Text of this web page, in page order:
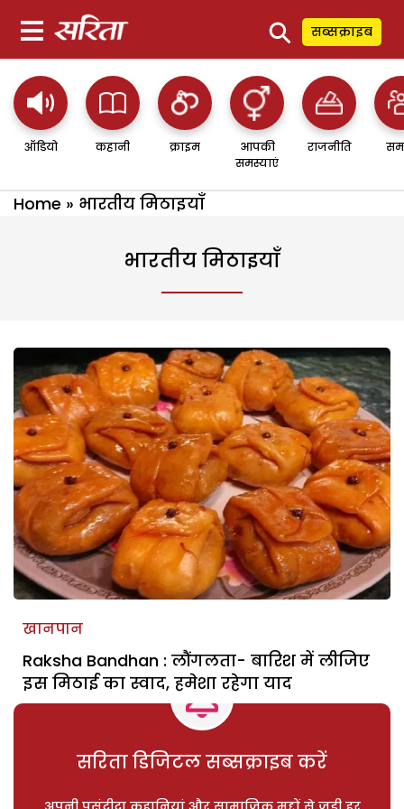
⚲ सब्सक्राइब
ऑडियो कहानी क्राइम
आपकी
समस्याएं
राजनीति
Home » भारतीय मिठाइयाँ
भारतीय मिठाइयाँ
खानपान
Raksha Bandhan : लौंगलता- बारिश में लीजिए
इस मिठाई का स्वाद, हमेशा रहेगा याद
सरिता डिजिटल सब्सक्राइब करें